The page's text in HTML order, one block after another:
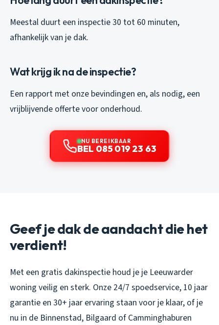
Meestal duurt een inspectie 30 tot 60 minuten,
afhankelijk van je dak.
Wat krijg ik na de inspectie?
Een rapport met onze bevindingen en, als nodig, een
vrijblijvende offerte voor onderhoud.
NU BEREIKBAAR
BEL 085 019 23 63
Geef je dak de aandacht die het
verdient!
Met een gratis dakinspectie houd je je Leeuwarder
woning veilig en sterk. Onze 24/7 spoedservice, 10 jaar
garantie en 30+ jaar ervaring staan voor je klaar, of je
nu in de Binnenstad, Bilgaard of Camminghaburen